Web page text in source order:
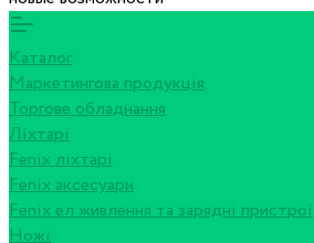
Каталог
Маркетингова продукція
Торгове обладнання
Ліхтарі
Fenix ліхтарі
Fenix аксесуари
Fenix ел живлення та зарядні пристрої
Ножі